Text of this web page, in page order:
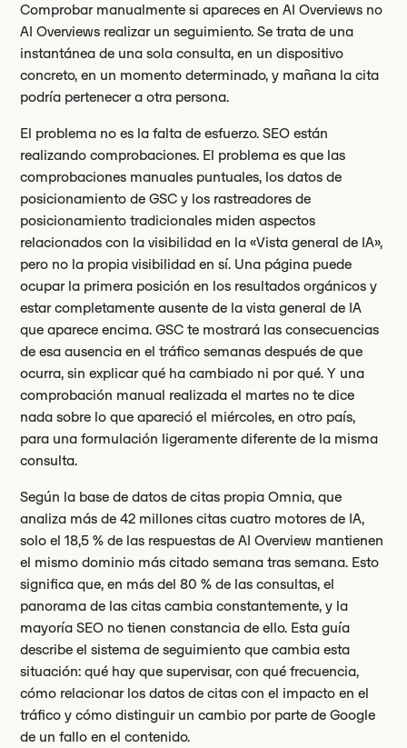
Comprobar manualmente si apareces en AI Overviews no
AI Overviews realizar un seguimiento. Se trata de una
instantánea de una sola consulta, en un dispositivo
concreto, en un momento determinado, y mañana la cita
podría pertenecer a otra persona.
El problema no es la falta de esfuerzo. SEO están
realizando comprobaciones. El problema es que las
comprobaciones manuales puntuales, los datos de
posicionamiento de GSC y los rastreadores de
posicionamiento tradicionales miden aspectos
relacionados con la visibilidad en la «Vista general de IA»,
pero no la propia visibilidad en sí. Una página puede
ocupar la primera posición en los resultados orgánicos y
estar completamente ausente de la vista general de IA
que aparece encima. GSC te mostrará las consecuencias
de esa ausencia en el tráfico semanas después de que
ocurra, sin explicar qué ha cambiado ni por qué. Y una
comprobación manual realizada el martes no te dice
nada sobre lo que apareció el miércoles, en otro país,
para una formulación ligeramente diferente de la misma
consulta.
Según la base de datos de citas propia Omnia, que
analiza más de 42 millones citas cuatro motores de IA,
solo el 18,5 % de las respuestas de AI Overview mantienen
el mismo dominio más citado semana tras semana. Esto
significa que, en más del 80 % de las consultas, el
panorama de las citas cambia constantemente, y la
mayoría SEO no tienen constancia de ello. Esta guía
describe el sistema de seguimiento que cambia esta
situación: qué hay que supervisar, con qué frecuencia,
cómo relacionar los datos de citas con el impacto en el
tráfico y cómo distinguir un cambio por parte de Google
de un fallo en el contenido.